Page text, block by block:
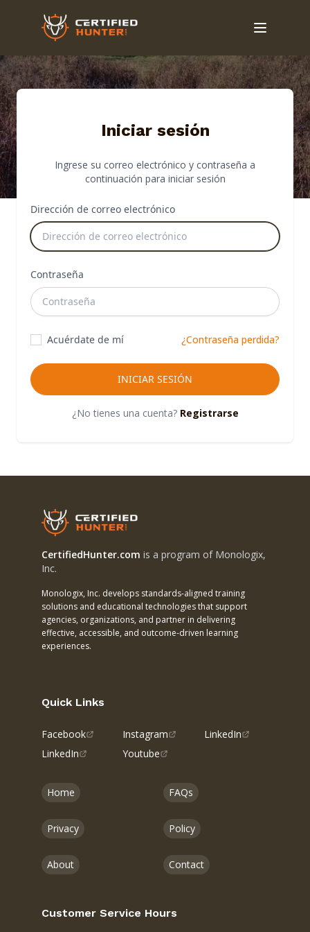
Iniciar sesión
Ingrese su correo electrónico y contraseña a
continuación para iniciar sesión
Dirección de correo electrónico
Contraseña
Acuérdate de mí ¿Contraseña perdida?
INICIAR SESIÓN
¿No tienes una cuenta? Registrarse
CertifiedHunter.com is a program of Monologix,
Inc.
Monologix, Inc. develops standards-aligned training
solutions and educational technologies that support
agencies, organizations, and partner in delivering
effective, accessible, and outcome-driven learning
experiences.
Quick Links
Facebook Instagram
LinkedIn
LinkedIn
Youtube
Home FAQs
Privacy Policy
About Contact
Customer Service Hours